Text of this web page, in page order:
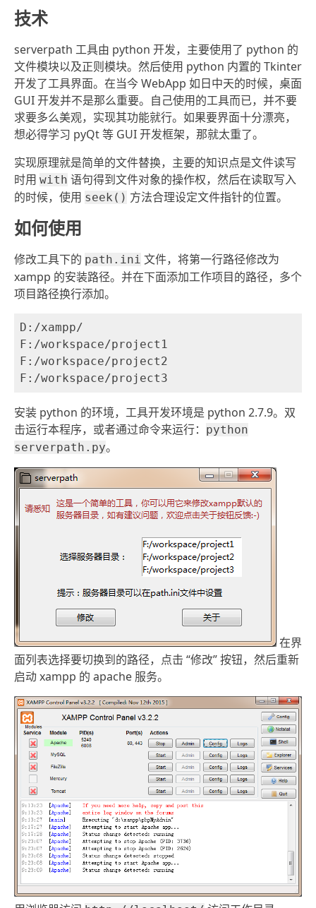
技术
serverpath 工具由 python 开发，主要使用了 python 的
文件模块以及正则模块。然后使用 python 内置的 Tkinter
开发了工具界面。在当今 WebApp 如日中天的时候，桌面
GUI 开发并不是那么重要。自己使用的工具而已，并不要
求要多么美观，实现其功能就行。如果要界面十分漂亮，
想必得学习 pyQt 等 GUI 开发框架，那就太重了。
实现原理就是简单的文件替换，主要的知识点是文件读写
时用 with 语句得到文件对象的操作权，然后在读取写入
的时候，使用 seek() 方法合理设定文件指针的位置。
如何使用
修改工具下的 path.ini 文件，将第一行路径修改为
xampp 的安装路径。并在下面添加工作项目的路径，多个
项目路径换行添加。
D:/xampp/
F:/workspace/project1
F:/workspace/project2
安装 python 的环境，工具开发环境是 python 2.7.9。双
击运行本程序，或者通过命令来运行：
python
serverpath.py。
在界
面列表选择要切换到的路径，点击 “修改” 按钮，然后重新
启动 xampp 的 apache 服务。